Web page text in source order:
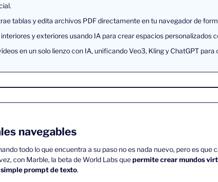
tablas y edita archivos PDF directamente en tu navegador de
interiores y exteriores usando IA para crear espacios personalizados
en un solo lienzo con IA, unificando Veo3, Kling y ChatGPT
navegables
todo lo que encuentra a su paso no es nada nuevo, pero es que
con Marble, la beta de World Labs que permite crear mundos
prompt de texto.